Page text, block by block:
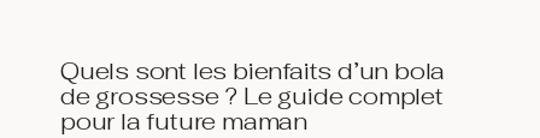
Quels sont les bienfaits d’un bola
de grossesse ? Le guide complet
pour la future maman